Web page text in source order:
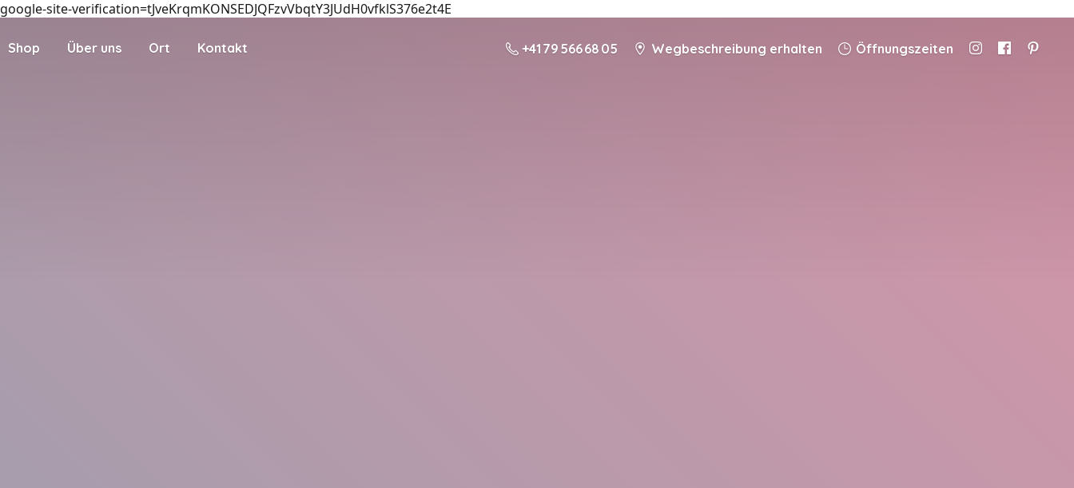
google-site-verification=tJveKrqmKONSEDJQFzvVbqtY3JUdH0vfklS376e2t4E
Shop Über uns Ort Kontakt +41 79 566 68 05 Wegbeschreibung erhalten Öffnungszeiten